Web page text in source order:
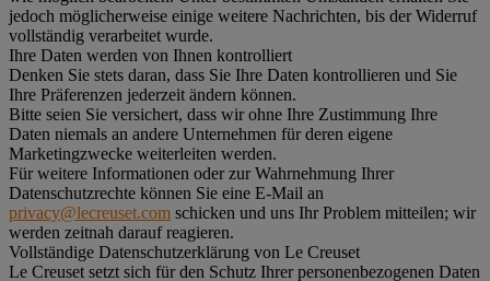
jedoch möglicherweise einige weitere Nachrichten, bis der Widerruf
vollständig verarbeitet wurde.
Ihre Daten werden von Ihnen kontrolliert
Denken Sie stets daran, dass Sie Ihre Daten kontrollieren und Sie
Ihre Präferenzen jederzeit ändern können.
Bitte seien Sie versichert, dass wir ohne Ihre Zustimmung Ihre
Daten niemals an andere Unternehmen für deren eigene
Marketingzwecke weiterleiten werden.
Für weitere Informationen oder zur Wahrnehmung Ihrer
Datenschutzrechte können Sie eine E-Mail an
privacy@lecreuset.com schicken und uns Ihr Problem mitteilen; wir
werden zeitnah darauf reagieren.
Vollständige Datenschutzerklärung von Le Creuset
Le Creuset setzt sich für den Schutz Ihrer personenbezogenen Daten